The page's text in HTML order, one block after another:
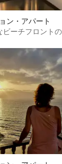
ン・アパート
ーチフロント